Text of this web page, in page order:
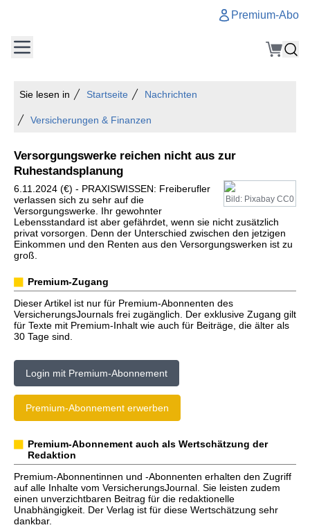
Premium-Abo
Sie lesen in Startseite Nachrichten
Versicherungen & Finanzen
Versorgungswerke reichen nicht aus zur
Ruhestandsplanung
Bild: Pixabay CC0
6.11.2024 (€) - PRAXISWISSEN: Freiberufler
verlassen sich zu sehr auf die
Versorgungswerke. Ihr gewohnter
Lebensstandard ist aber gefährdet, wenn sie nicht zusätzlich
privat vorsorgen. Denn der Unterschied zwischen den jetzigen
Einkommen und den Renten aus den Versorgungswerken ist zu
groß.
Premium-Zugang
Dieser Artikel ist nur für Premium-Abonnenten des
VersicherungsJournals frei zugänglich. Der exklusive Zugang gilt
für Texte mit Premium-Inhalt wie auch für Beiträge, die älter als
30 Tage sind.
Login mit Premium-Abonnement
Premium-Abonnement erwerben
Premium-Abonnement auch als Wertschätzung der
Redaktion
Premium-Abonnentinnen und -Abonnenten erhalten den Zugriff
auf alle Inhalte vom VersicherungsJournal. Sie leisten zudem
einen unverzichtbaren Beitrag für die redaktionelle
Unabhängigkeit. Der Verlag ist für diese Wertschätzung sehr
dankbar.